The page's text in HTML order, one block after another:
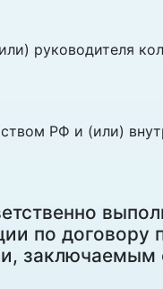
руководителя
РФ и (или)
по договору
заключаемым